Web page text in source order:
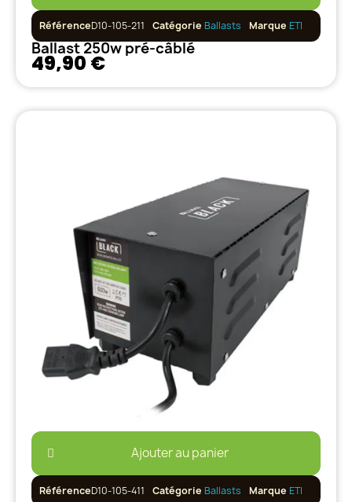
RéférenceD10-105-211 Catégorie Ballasts Marque ETI
Ballast 250w pré-câblé
49,90 €
Ajouter au panier
RéférenceD10-105-411 Catégorie Ballasts Marque ETI